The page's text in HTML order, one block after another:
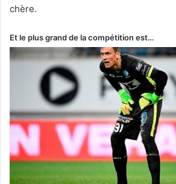
chère.
Et le plus grand de la compétition est…